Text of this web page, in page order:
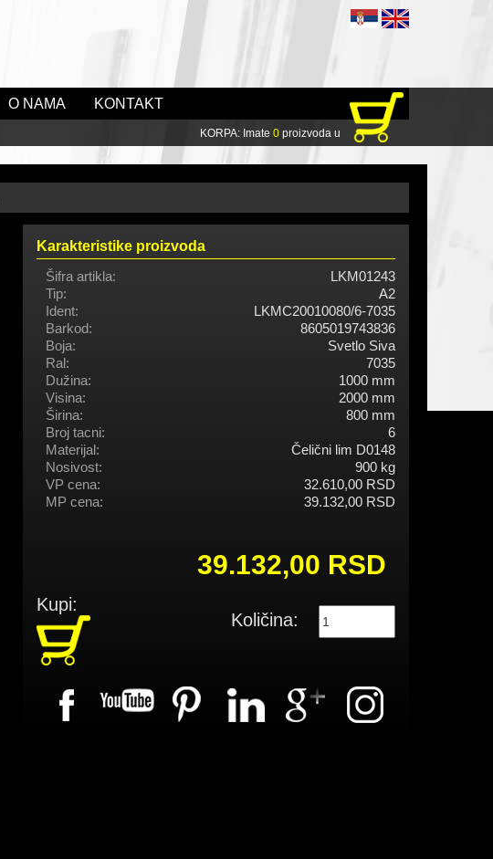
O NAMA KONTAKT
KORPA: Imate 0 proizvoda u
Karakteristike proizvoda
Šifra artikla:
LKM01243
Tip:
A2
Ident:
LKMC20010080/6-7035
Barkod:
8605019743836
Boja:
Svetlo Siva
Ral:
7035
Dužina:
1000 mm
Visina:
2000 mm
Širina:
800 mm
Broj tacni:
6
Materijal:
Čelični lim D0148
Nosivost:
900 kg
VP cena:
32.610,00 RSD
MP cena:
39.132,00 RSD
39.132,00 RSD
Kupi:
Količina: